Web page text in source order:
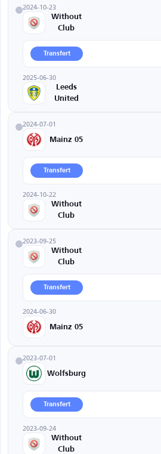
2024-10-23
Without
Club
Transfert
2025-06-30
Leeds
United
2024-07-01
Mainz 05
Transfert
2024-10-22
Without
Club
2023-09-25
Without
Club
Transfert
2024-06-30
Mainz 05
2023-07-01
Wolfsburg
Transfert
2023-09-24
Without
Club